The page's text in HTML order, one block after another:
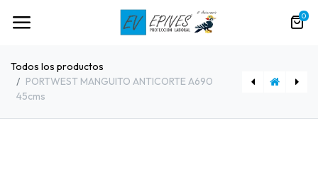
0
Todos los productos
PORTWEST MANGUITO ANTICORTE A690
45cms